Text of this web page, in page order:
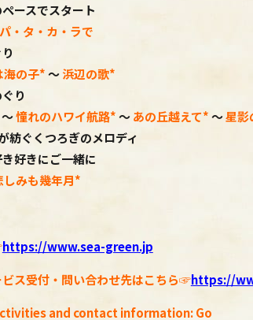
ースでスタート
・タ・カ・ラで
海の子*～浜辺の歌*
り
～憧れのハワイ航路*～あの丘越えて*～星影
紡ぐくつろぎのメロディ
好きにご一緒に
しみも幾年月*
https://www.sea-green.jp
ス受付・問い合わせ先はこちら☞https://
and contact information: Go